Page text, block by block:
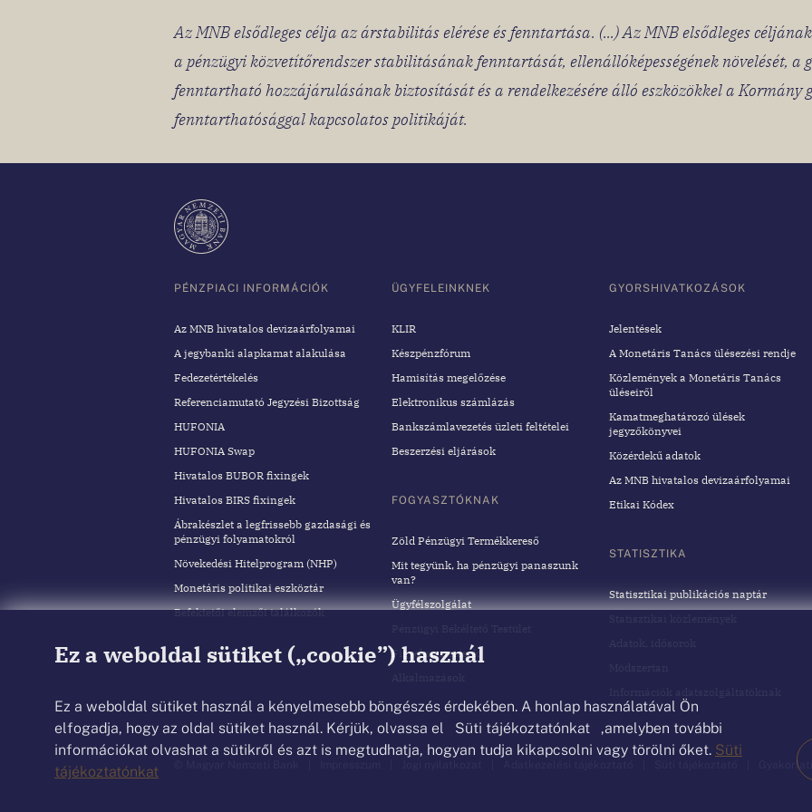
Ez a weboldal sütiket („cookie”) használ
Ez a weboldal sütiket használ a kényelmesebb böngészés érdekében. A honlap használatával Ön
elfogadja, hogy az oldal sütiket használ. Kérjük, olvassa el Süti tájékoztatónkat ,amelyben további
információkat olvashat a sütikről és azt is megtudhatja, hogyan tudja kikapcsolni vagy törölni őket. Süti
tájékoztatónkat
Az MNB elsődleges célja az árstabilitás elérése és fenntartása. (...) Az MNB elsődleges
a pénzügyi közvetítőrendszer stabilitásának fenntartását, ellenállóképességének növelését, a
fenntartható hozzájárulásának biztosítását és a rendelkezésére álló eszközökkel a Kormány
fenntarthatósággal kapcsolatos politikáját.
PÉNZPIACI INFORMÁCIÓK
Az MNB hivatalos devizaárfolyamai
A jegybanki alapkamat alakulása
Fedezetértékelés
Referenciamutató Jegyzési Bizottság
HUFONIA
HUFONIA Swap
Hivatalos BUBOR fixingek
Hivatalos BIRS fixingek
Ábrakészlet a legfrissebb gazdasági és
pénzügyi folyamatokról
Növekedési Hitelprogram (NHP)
Monetáris politikai eszköztár
Befektetői elemzői találkozók
ÜGYFELEINKNEK
KLIR
Készpénzfórum
Hamisítás megelőzése
Elektronikus számlázás
Bankszámlavezetés üzleti feltételei
Beszerzési eljárások
FOGYASZTÓKNAK
Zöld Pénzügyi Termékkereső
Mit tegyünk, ha pénzügyi panaszunk
van?
Ügyfélszolgálat
Figyelmeztetések
GYORSHIVATKOZÁSOK
Jelentések
A Monetáris Tanács ülésezési rendje
Közlemények a Monetáris Tanács
üléseiről
Kamatmeghatározó ülések
jegyzőkönyvei
Közérdekű adatok
Az MNB hivatalos devizaárfolyamai
Etikai Kódex
STATISZTIKA
Statisztikai publikációs naptár